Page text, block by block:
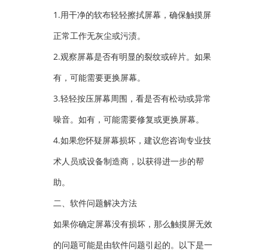
1.用干净的软布轻轻擦拭屏幕，确保触摸屏
正常工作无灰尘或污渍。
2.观察屏幕是否有明显的裂纹或碎片。如果
有，可能需要更换屏幕。
3.轻轻按压屏幕周围，看是否有松动或异常
噪音。如有，可能需要修复或更换屏幕。
4.如果您怀疑屏幕损坏，建议您咨询专业技
术人员或设备制造商，以获得进一步的帮
助。
二、软件问题解决方法
如果你确定屏幕没有损坏，那么触摸屏无效
的问题可能是由软件问题引起的。以下是一